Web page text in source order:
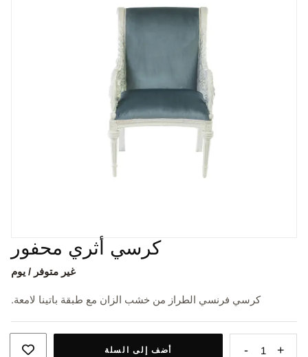
كرسي أثري محفور
غير متوفر / يوم
كرسي فرنسي الطراز من خشب الزان مع طبقة باتينا لامعة.
+
1
- أضف إلى السلة